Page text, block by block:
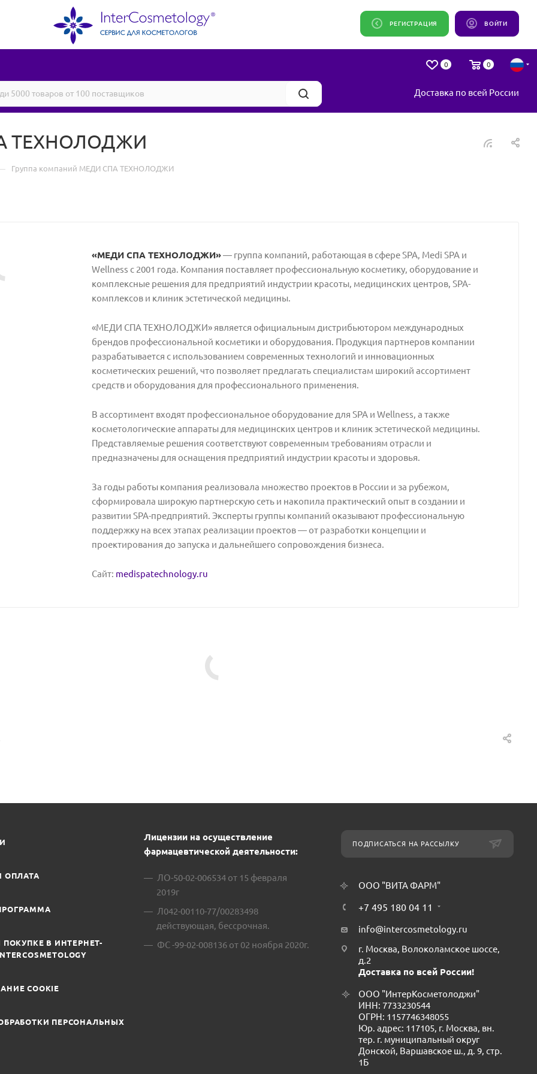
ВОЙТИ
РЕГИСТРАЦИЯ
0 0
Доставка по всей России
ТЕХНОЛОДЖИ
Группа компаний МЕДИ СПА ТЕХНОЛОДЖИ
«МЕДИ СПА ТЕХНОЛОДЖИ»— группа компаний, работающая в сфере SPA, Medi SPA и
Wellness с 2001 года. Компания поставляет профессиональную косметику, оборудование и
комплексные решения для предприятий индустрии красоты, медицинских центров, SPA-
комплексов и клиник эстетической медицины.
«МЕДИ СПА ТЕХНОЛОДЖИ» является официальным дистрибьютором международных
брендов профессиональной косметики и оборудования. Продукция партнеров компании
разрабатывается с использованием современных технологий и инновационных
косметических решений, что позволяет предлагать специалистам широкий ассортимент
средств и оборудования для профессионального применения.
В ассортимент входят профессиональное оборудование для SPA и Wellness, а также
косметологические аппараты для медицинских центров и клиник эстетической медицины.
Представляемые решения соответствуют современным требованиям отрасли и
предназначены для оснащения предприятий индустрии красоты и здоровья.
За годы работы компания реализовала множество проектов в России и за рубежом,
сформировала широкую партнерскую сеть и накопила практический опыт в создании и
развитии SPA-предприятий. Эксперты группы компаний оказывают профессиональную
поддержку на всех этапах реализации проектов — от разработки концепции и
проектирования до запуска и дальнейшего сопровождения бизнеса.
Сайт: medispatechnology.ru
ОПЛАТА
ПОКУПКЕ В ИНТЕРНЕТ-
COOKIE
ПЕРСОНАЛЬНЫХ
Лицензии на осуществление
фармацевтической деятельности:
ЛО-50-02-006534 от 15 февраля
2019г
Л042-00110-77/00283498
действующая, бессрочная.
ФС -99-02-008136 от 02 ноября 2020г.
ПОДПИСАТЬСЯ НА РАССЫЛКУ
ООО "ВИТА ФАРМ"
+7 495 180 04 11
info@intercosmetology.ru
г. Москва, Волоколамское шоссе,
д.2
Доставка по всей России!
ООО "ИнтерКосметолоджи"
ИНН: 7733230544
ОГРН: 1157746348055
Юр. адрес: 117105, г. Москва, вн.
тер. г. муниципальный округ
Донской, Варшавское ш., д. 9, стр.
1Б